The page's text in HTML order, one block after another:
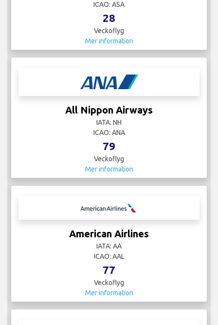
ICAO: ASA
28
Veckoflyg
Mer information
All Nippon Airways
IATA: NH
ICAO: ANA
79
Veckoflyg
Mer information
American Airlines
IATA: AA
ICAO: AAL
77
Veckoflyg
Mer information